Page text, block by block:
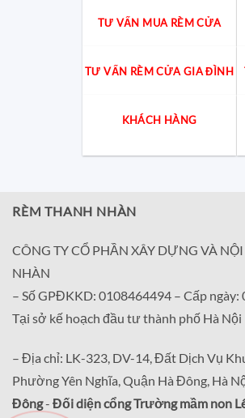
TƯ VẤN MUA RÈM CỬA
TƯ VẤN RÈM CỬA GIA ĐÌNH
KHÁCH HÀNG
RÈM THANH NHÀN
CÔNG TY CỔ PHẦN XÂY DỰNG VÀ
NHÀN
– Số GPĐKKD: 0108464494 – Cấp ngày:
Tại sở kế hoạch đầu tư thành phố Hà Nội
– Địa chỉ: LK-323, DV-14, Đất Dịch Vụ
Phường Yên Nghĩa, Quận Hà Đông, Hà
Đông- Đối diện cổng Trường mầm non